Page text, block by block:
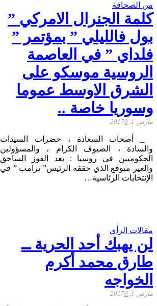
من الصحافة
كلمة الجنرال الامركي ”
بول فالليلي ” بمؤتمر ”
فلداي ” في العاصمة
الروسية موسكو على
الشرق الاوسط عموما
وسوريا خاصة ..
مارس 1, 2017 0
_ أصحاب السعادة ، حضرات السيدات
والسادة ، الضيوف الكرام ، والمسؤولين
الحكوميين في روسيا : بعد الفوز الساحق
والغير متوقع الذي حققه الرئيس” ترامب ” في
الإنتخابات الرئاسية…
مقالات الرأي
لن يهبك أحد الحرية ــ
طارق محمد أكرم
الخواجه
مارس 1, 2017 0